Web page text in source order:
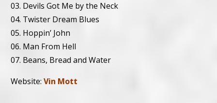
03. Devils Got Me by the Neck
04. Twister Dream Blues
05. Hoppin’ John
06. Man From Hell
07. Beans, Bread and Water
Website:Vin Mott